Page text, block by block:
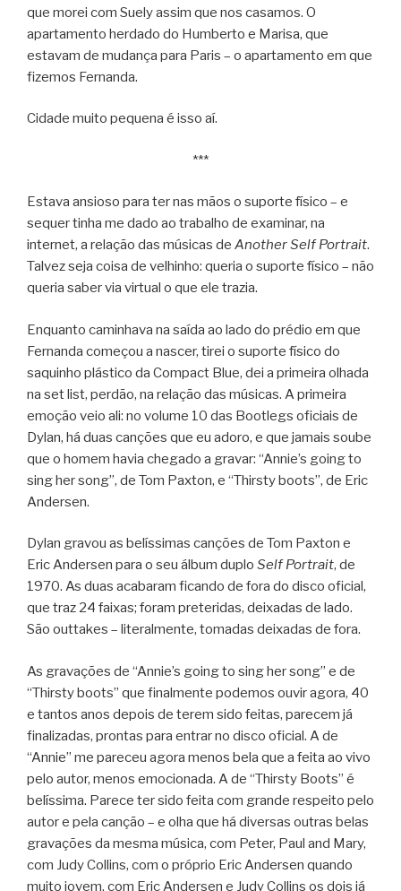
que morei com Suely assim que nos casamos. O
apartamento herdado do Humberto e Marisa, que
estavam de mudança para Paris – o apartamento em que
fizemos Fernanda.
Cidade muito pequena é isso aí.
***
Estava ansioso para ter nas mãos o suporte físico – e
sequer tinha me dado ao trabalho de examinar, na
internet, a relação das músicas de Another Self Portrait.
Talvez seja coisa de velhinho: queria o suporte físico – não
queria saber via virtual o que ele trazia.
Enquanto caminhava na saída ao lado do prédio em que
Fernanda começou a nascer, tirei o suporte físico do
saquinho plástico da Compact Blue, dei a primeira olhada
na set list, perdão, na relação das músicas. A primeira
emoção veio ali: no volume 10 das Bootlegs oficiais de
Dylan, há duas canções que eu adoro, e que jamais soube
que o homem havia chegado a gravar: “Annie’s going to
sing her song”, de Tom Paxton, e “Thirsty boots”, de Eric
Andersen.
Dylan gravou as belíssimas canções de Tom Paxton e
Eric Andersen para o seu álbum duplo Self Portrait, de
1970. As duas acabaram ficando de fora do disco oficial,
que traz 24 faixas; foram preteridas, deixadas de lado.
São outtakes – literalmente, tomadas deixadas de fora.
As gravações de “Annie’s going to sing her song” e de
“Thirsty boots” que finalmente podemos ouvir agora, 40
e tantos anos depois de terem sido feitas, parecem já
finalizadas, prontas para entrar no disco oficial. A de
“Annie” me pareceu agora menos bela que a feita ao vivo
pelo autor, menos emocionada. A de “Thirsty Boots” é
belíssima. Parece ter sido feita com grande respeito pelo
autor e pela canção – e olha que há diversas outras belas
gravações da mesma música, com Peter, Paul and Mary,
com Judy Collins, com o próprio Eric Andersen quando
muito jovem, com Eric Andersen e Judy Collins os dois já